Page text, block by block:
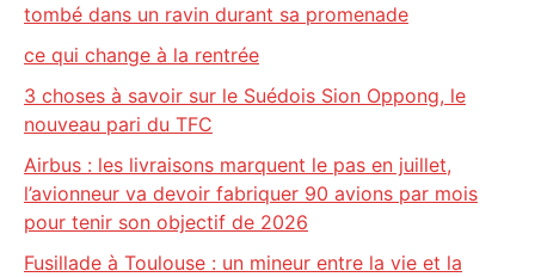
tombé dans un ravin durant sa promenade
ce qui change à la rentrée
3 choses à savoir sur le Suédois Sion Oppong, le
nouveau pari du TFC
Airbus : les livraisons marquent le pas en juillet,
l’avionneur va devoir fabriquer 90 avions par mois
pour tenir son objectif de 2026
Fusillade à Toulouse : un mineur entre la vie et la